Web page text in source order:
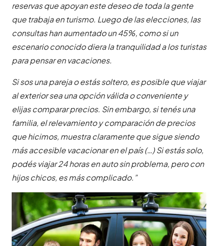
reservas que apoyan este deseo de toda la gente
que trabaja en turismo. Luego de las elecciones, las
consultas han aumentado un 45%, como si un
escenario conocido diera la tranquilidad a los turistas
para pensar en vacaciones.
Si sos una pareja o estás soltero, es posible que viajar
al exterior sea una opción válida o conveniente y
elijas comparar precios. Sin embargo, si tenés una
familia, el relevamiento y comparación de precios
que hicimos, muestra claramente que sigue siendo
más accesible vacacionar en el país (…) Si estás solo,
podés viajar 24 horas en auto sin problema, pero con
hijos chicos, es más complicado.”